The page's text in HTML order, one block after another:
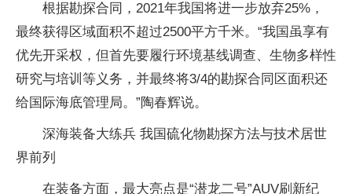
根据勘探合同，2021年我国将进一步放弃25%，
最终获得区域面积不超过2500平方千米。“我国虽享有
优先开采权，但首先要履行环境基线调查、生物多样性
研究与培训等义务，并最终将3/4的勘探合同区面积还
给国际海底管理局。”陶春辉说。
深海装备大练兵 我国硫化物勘探方法与技术居世
界前列
在装备方面，最大亮点是“潜龙二号”AUV刷新纪